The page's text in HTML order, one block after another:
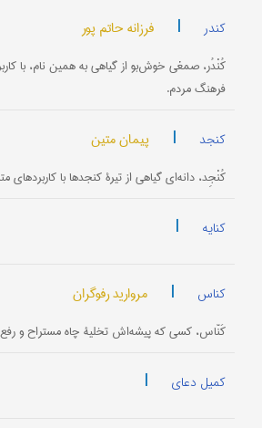
کندر | فرزانه حاتم پور
کُنْدُر، صمغی خوش‌بو از گیاهی به همین نام، با
فرهنگ مردم.
کنجد | پیمان متین
کُنْجِد، دانه‌ای گیاهی از تیرۀ کنجدها با کاربردهای
کنایه |
کناس | مروارید رفوگران
کَنّاس، کسی که پیشه‌اش تخلیۀ چاه مستراح و
کمیل دعای |